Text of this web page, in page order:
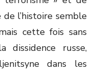
de l’histoire semble
cette fois sans
dissidence russe,
dans les